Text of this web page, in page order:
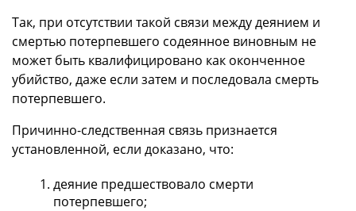
Так, при отсутствии такой связи между деянием и
смертью потерпевшего содеянное виновным не
может быть квалифицировано как оконченное
убийство, даже если затем и последовала смерть
потерпевшего.
Причинно-следственная связь признается
установленной, если доказано, что:
деяние предшествовало смерти
потерпевшего;